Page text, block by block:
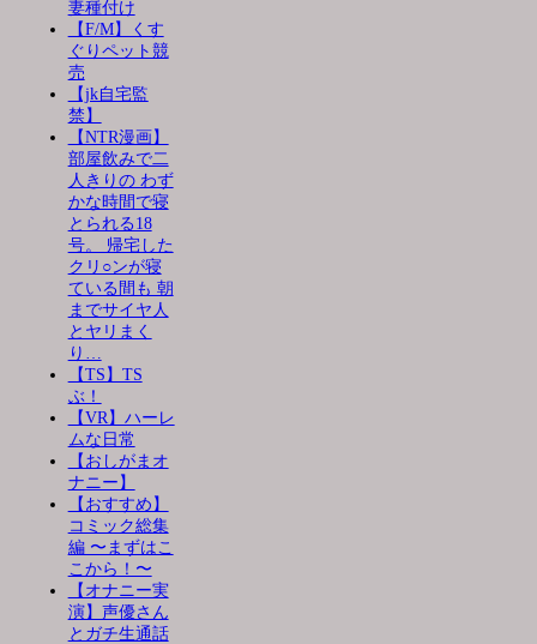
妻種付け
【F/M】くす
ぐりペット競
売
【jk自宅監
禁】
【NTR漫画】
部屋飲みで二
人きりの わず
かな時間で寝
とられる18
号。 帰宅した
クリ○ンが寝
ている間も 朝
までサイヤ人
とヤリまく
り…
【TS】TS
ぶ！
【VR】ハーレ
ムな日常
【おしがまオ
ナニー】
【おすすめ】
コミック総集
編 〜まずはこ
こから！〜
【オナニー実
演】声優さん
とガチ生通話